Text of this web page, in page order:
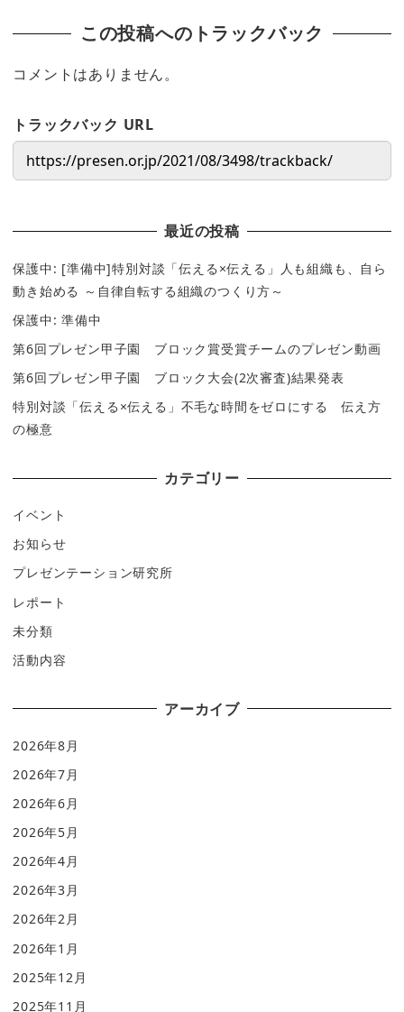
この投稿へのトラックバック
コメントはありません。
トラックバック URL
最近の投稿
保護中: [準備中]特別対談「伝える×伝える」人も組織も、自ら
動き始める ～自律自転する組織のつくり方～
保護中: 準備中
第6回プレゼン甲子園 ブロック賞受賞チームのプレゼン動画
第6回プレゼン甲子園 ブロック大会(2次審査)結果発表
特別対談「伝える×伝える」不毛な時間をゼロにする 伝え方
の極意
カテゴリー
イベント
お知らせ
プレゼンテーション研究所
レポート
未分類
活動内容
アーカイブ
2026年8月
2026年7月
2026年6月
2026年5月
2026年4月
2026年3月
2026年2月
2026年1月
2025年12月
2025年11月